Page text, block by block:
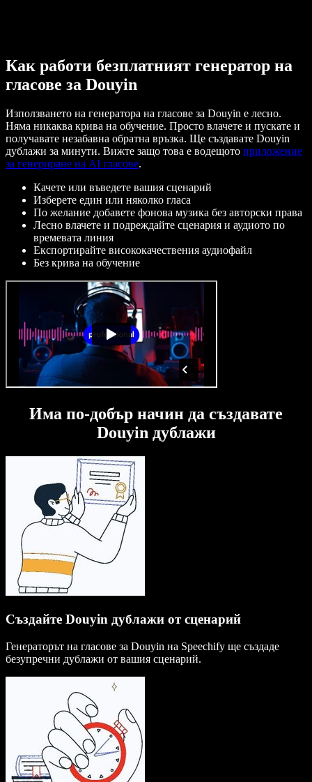
Как работи безплатният генератор на
гласове за Douyin
Използването на генератора на гласове за Douyin е лесно.
Няма никаква крива на обучение. Просто влачете и пускате и
получавате незабавна обратна връзка. Ще създавате Douyin
дублажи за минути. Вижте защо това е водещото приложение
за генериране на AI гласове.
Качете или въведете вашия сценарий
Изберете един или няколко гласа
По желание добавете фонова музика без авторски права
Лесно влачете и подреждайте сценария и аудиото по
времевата линия
Експортирайте висококачествения аудиофайл
Без крива на обучение
Има по-добър начин да създавате
Douyin дублажи
Създайте Douyin дублажи от сценарий
Генераторът на гласове за Douyin на Speechify ще създаде
безупречни дублажи от вашия сценарий.